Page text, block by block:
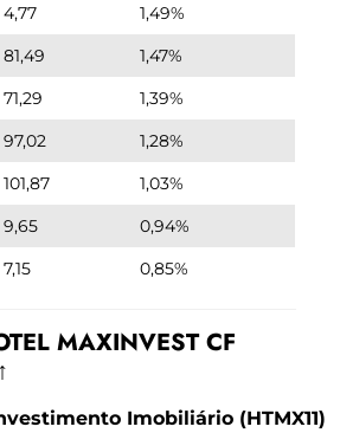
4,77
1,49%
1,47%
1,39%
97,02
1,28%
1,03%
9,65
0,94%
0,85%
MAXINVEST CF
Imobiliário (HTMX11)